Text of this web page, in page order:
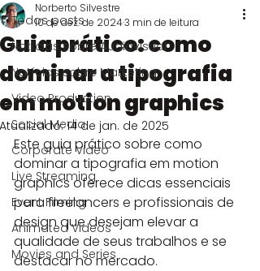
Todos posts
Notícias sobre Audiovisual
Notícias sobre Marketing
Video Production
Social Media
Corporate Video
Live Streaming
Event Filming
Animated Videos
Movies and Series
Guia prático: como
dominar a tipografia
em motion graphics
Norberto Silvestre
10 de dez. de 20243 min de leitura
Atualizado:14 de jan. de 2025
Este guia prático sobre como
dominar a tipografia em motion
graphics oferece dicas essenciais
para freelancers e profissionais de
design que desejam elevar a
qualidade de seus trabalhos e se
destacar no mercado.